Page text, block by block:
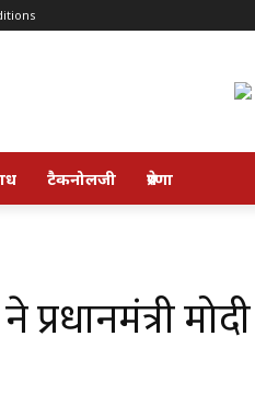
टैकनोलजी प्रेरणा
मोदी